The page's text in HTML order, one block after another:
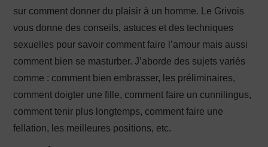
sur comment donner du plaisir à un homme. Le Grivois
vous donne des conseils, astuces et des techniques
sexuelles pour savoir comment faire l’amour mais aussi
comment bien se masturber. J’aborde des sujets variés
comme : comment bien embrasser, les préliminaires,
comment doigter une fille, comment faire un cunnilingus,
comment tenir plus longtemps, comment faire une
fellation, les meilleures positions, etc.